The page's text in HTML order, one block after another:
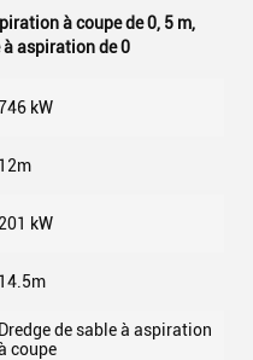
à coupe de 0, 5 m,
aspiration de 0
kW
12m
201 kW
14.5m
Dredge de sable à aspiration
coupe